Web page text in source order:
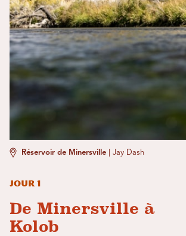
Réservoir de Minersville Jay Dash
Jour 1
De Minersville à
Kolob